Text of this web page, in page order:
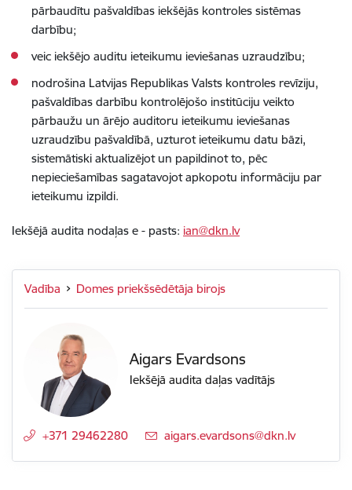
pārbaudītu pašvaldības iekšējās kontroles sistēmas
darbību;
veic iekšējo auditu ieteikumu ieviešanas uzraudzību;
nodrošina Latvijas Republikas Valsts kontroles revīziju,
pašvaldības darbību kontrolējošo institūciju veikto
pārbaužu un ārējo auditoru ieteikumu ieviešanas
uzraudzību pašvaldībā, uzturot ieteikumu datu bāzi,
sistemātiski aktualizējot un papildinot to, pēc
nepieciešamības sagatavojot apkopotu informāciju par
ieteikumu izpildi.
Iekšējā audita nodaļas e - pasts: ian@dkn.lv
Vadība Domes priekšsēdētāja birojs
Aigars Evardsons
Iekšējā audita daļas vadītājs
+371 29462280 E-pasts:
aigars.evardsons@dkn.lv